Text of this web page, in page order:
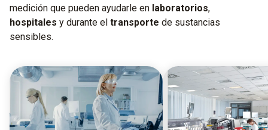
medición que pueden ayudarle en laboratorios,
hospitales y durante el transporte de sustancias
sensibles.